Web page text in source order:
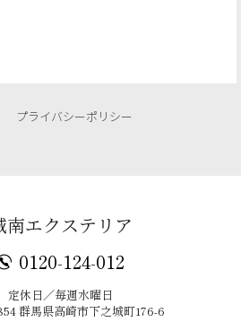
プライバシーポリシー
南エクステリア
0120-124-012
定休日／毎週水曜日
群馬県高崎市下之城町176-6